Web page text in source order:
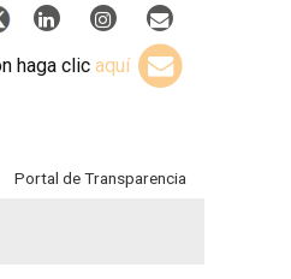
haga clicaquí
Portal de Transparencia